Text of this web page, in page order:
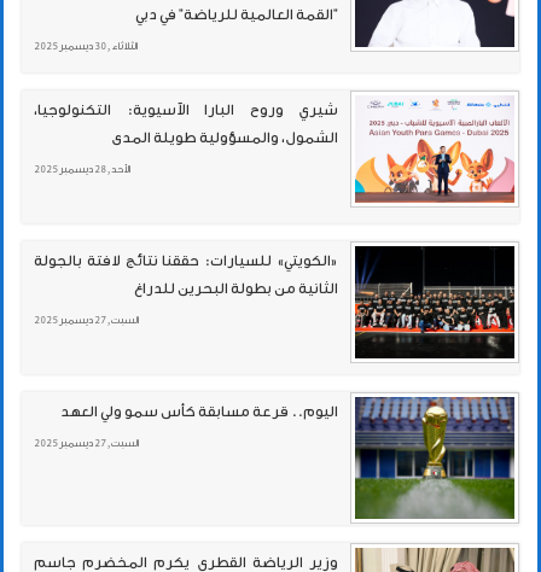
"القمة العالمية للرياضة" في دبي
الثلاثاء , 30 ديسمبر 2025
شيري وروح البارا الآسيوية: التكنولوجيا،
الشمول، والمسؤولية طويلة المدى
الأحد , 28 ديسمبر 2025
«الكويتي» للسيارات: حققنا نتائج لافتة بالجولة
الثانية من بطولة البحرين للدراغ
السبت , 27 ديسمبر 2025
اليوم.. قرعة مسابقة كأس سمو ولي العهد
السبت , 27 ديسمبر 2025
وزير الرياضة القطري يكرم المخضرم جاسم